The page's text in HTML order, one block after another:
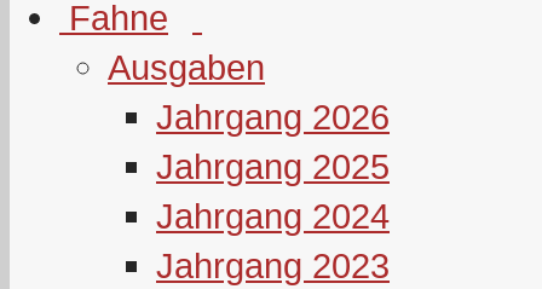
Ausgaben
Jahrgang 2026
Jahrgang 2025
Jahrgang 2024
Jahrgang 2023